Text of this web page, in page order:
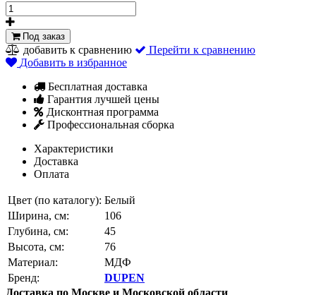
Под заказ
добавить к сравнению
Перейти к сравнению
Добавить в избранное
Бесплатная доставка
Гарантия лучшей цены
Дисконтная программа
Профессиональная сборка
Характеристики
Доставка
Оплата
Цвет (по каталогу): Белый
Ширина, см:
106
Глубина, см:
45
Высота, см:
76
Материал:
МДФ
Бренд:
DUPEN
Доставка по Москве и Московской области